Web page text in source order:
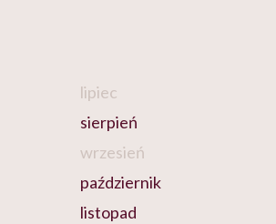
lipiec
sierpień
wrzesień
październik
listopad